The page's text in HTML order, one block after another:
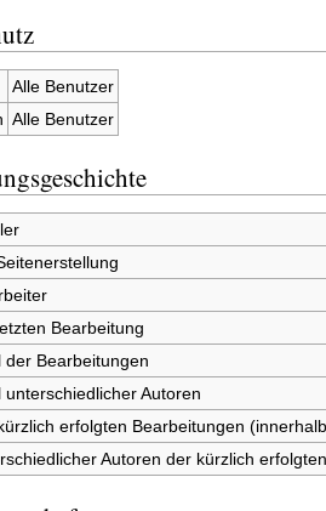
Alle Benutzer
Alle Benutzer
Bearbeitung
der Bearbeitungen
unterschiedlicher Autoren
erfolgten Bearbeitungen
Autoren der kürzlich